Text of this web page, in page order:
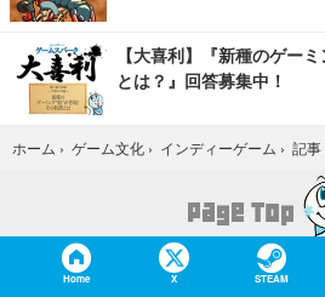
【大喜利】『新種のゲー
とは？』回答募集中！
ホーム › ゲーム文化 › インディーゲーム › 記事
Home X STEAM